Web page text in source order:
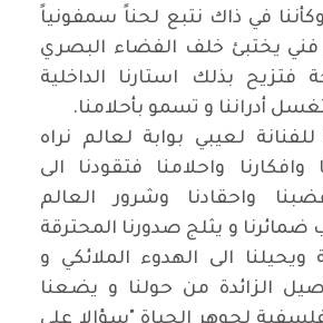
في ذاك نتبع لحناً سمفونياً
فني يختبئ خلف الفضاء البصري
فتزيح بذلك استارنا الداخلية
أدراننا و تسمو بأحلامنا.
لعيبي بوابة لعالم نراه
واحلامنا فتقودنا الى
واحقادنا وشرور العالم
ضمائرنا و يثلج صدورنا المحترقة
ويحيلنا الى الهدوء الملائكي و
الزائدة من حولنا و يضعنا